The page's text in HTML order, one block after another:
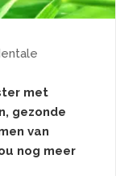
met
gezonde
van
nog meer